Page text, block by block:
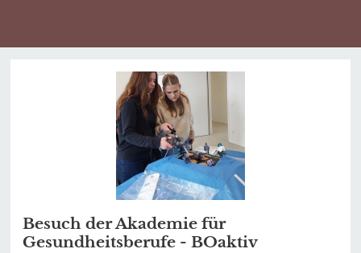
Besuch der Akademie für
Gesundheitsberufe - BOaktiv